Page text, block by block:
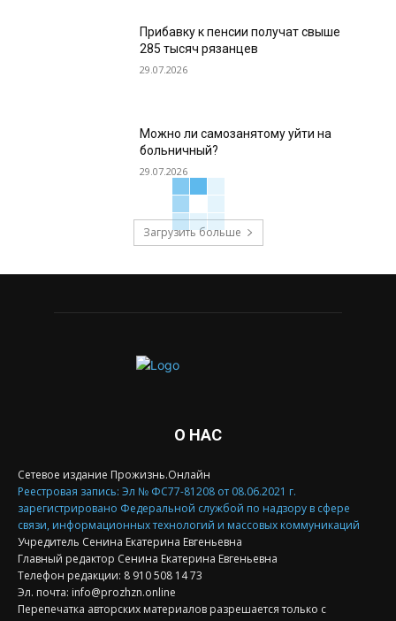
Прибавку к пенсии получат свыше
285 тысяч рязанцев
29.07.2026
Можно ли самозанятому уйти на
больничный?
29.07.2026
Загрузить больше
О НАС
Сетевое издание Прожизнь.Онлайн
Реестровая запись: Эл № ФС77-81208 от 08.06.2021 г.
зарегистрировано Федеральной службой по надзору в сфере
связи, информационных технологий и массовых коммуникаций
Учредитель Сенина Екатерина Евгеньевна
Главный редактор Сенина Екатерина Евгеньевна
Телефон редакции: 8 910 508 14 73
Эл. почта: info@prozhzn.online
Перепечатка авторских материалов разрешается только с